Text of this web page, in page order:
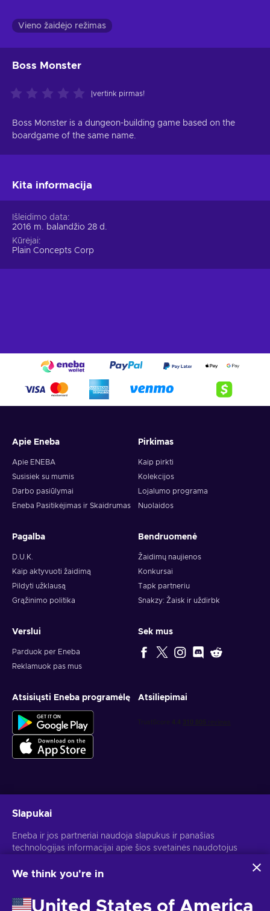
Vieno žaidėjo režimas
Boss Monster
Įvertink pirmas!
Boss Monster is a dungeon-building game based on the
boardgame of the same name.
Kita informacija
Išleidimo data
2016 m. balandžio 28 d.
Kūrėjai
Plain Concepts Corp
Apie Eneba
Apie ENEBA
Susisiek su mumis
Darbo pasiūlymai
Eneba Pasitikėjimas ir Skaidrumas
Pirkimas
Kaip pirkti
Kolekcijos
Lojalumo programa
Nuolaidos
Pagalba
D.U.K.
Kaip aktyvuoti žaidimą
Pildyti užklausą
Grąžinimo politika
Bendruomenė
Žaidimų naujienos
Konkursai
Tapk partneriu
Snakzy: Žaisk ir uždirbk
Verslui
Parduok per Eneba
Reklamuok pas mus
Sek mus
Atsisiųsti Eneba programėlę Atsiliepimai
Atšaukti prenumeratą gali bet kada. Daugiau informacijos rasi
Slapukai
Eneba ir jos partneriai naudoja slapukus ir panašias
technologijas informacijai apie šios svetainės naudotojus
pagerintume svetainės turinį, reklamą ir kitas paslaugas. Tavo
skelbimams personalizuoti.
Spustelėjus "Sutinku su viskuo", tu sutinki, kad Eneba ir jos
We think you're in
United States of America